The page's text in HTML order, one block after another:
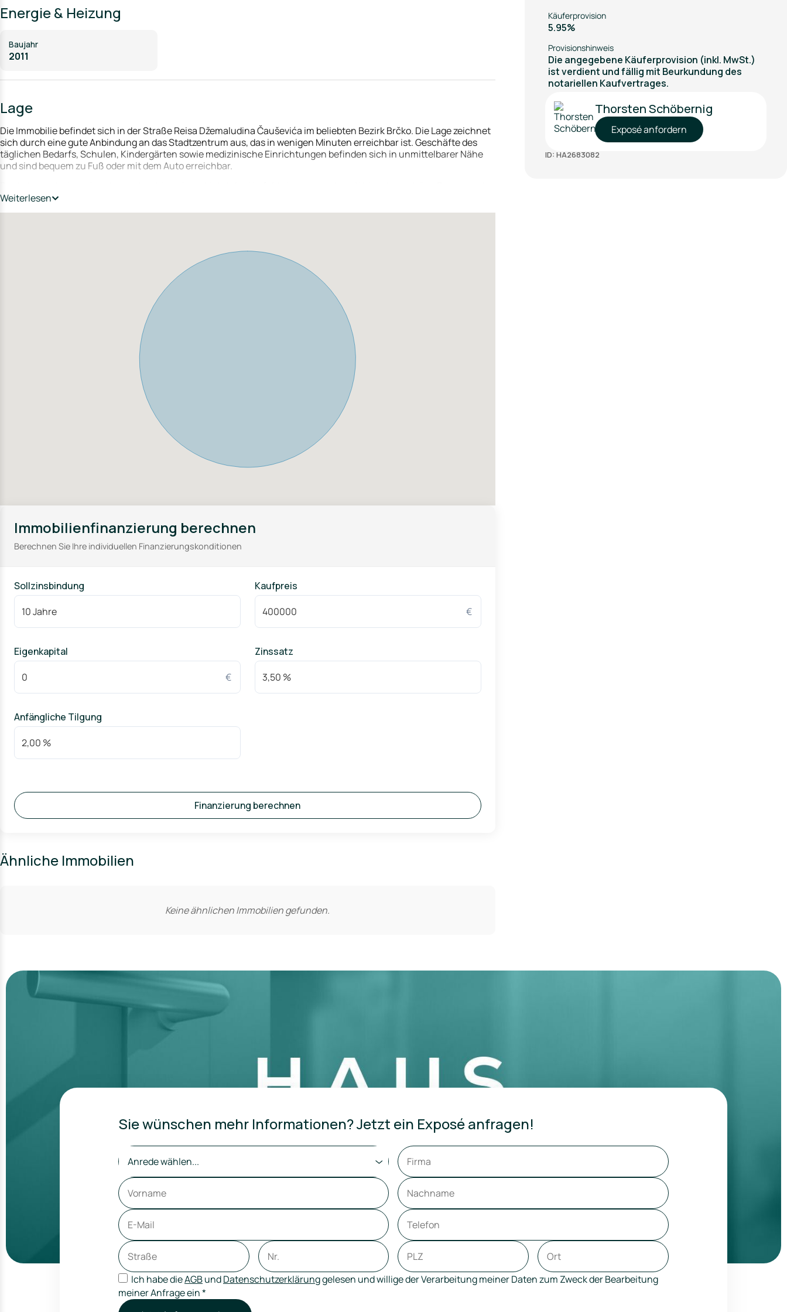
Das gesamte Gebäude steht derzeit leer und ist somit sofort für eine Übernahme, Vermietung oder Eigennutzung
Sämtliche Etagen sind aufgeteilt und haben ein eigenes Grundbuchblatt.
Energie & Heizung
Baujahr
2011
Lage
Die Immobilie befindet sich in der Straße Reisa Džemaludina Čauševića im beliebten Bezirk Brčko. Die Lage zeichnet
sich durch eine gute Anbindung an das Stadtzentrum aus, das in wenigen Minuten erreichbar ist. Geschäfte des
täglichen Bedarfs, Schulen, Kindergärten sowie medizinische Einrichtungen befinden sich in unmittelbarer Nähe
und sind bequem zu Fuß oder mit dem Auto erreichbar.
Cafés und Freizeitmöglichkeiten sind ebenfalls schnell zu erreichen. Durch die gute Verkehrsanbindung eignet sich
Weiterlesen
Immobilienfinanzierung berechnen
Berechnen Sie Ihre individuellen Finanzierungskonditionen
Sollzinsbindung
Kaufpreis
€
Eigenkapital
€
Zinssatz
Anfängliche Tilgung
Finanzierung berechnen
Ähnliche Immobilien
Keine ähnlichen Immobilien gefunden.
Käuferprovision
5.95%
Provisionshinweis
Die angegebene Käuferprovision (inkl. MwSt.)
ist verdient und fällig mit Beurkundung des
notariellen Kaufvertrages.
Thorsten Schöbernig
Exposé anfordern
ID: HA2683082
Sie wünschen mehr Informationen? Jetzt ein Exposé anfragen!
Anrede wählen...
Ich habe dieAGBundDatenschutzerklärunggelesen und willige der Verarbeitung meiner Daten zum Zweck der Bearbeitung
meiner Anfrage ein*